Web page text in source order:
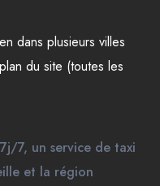
dans plusieurs villes
plan du site (toutes les
7, un service de taxi
et la région